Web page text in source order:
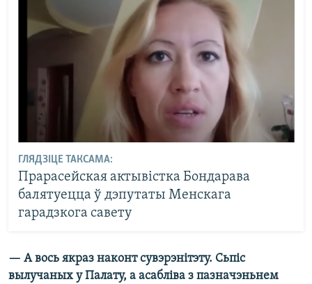
ГЛЯДЗІЦЕ ТАКСАМА:
Прарасейская актывістка Бондарава
балятуецца ў дэпутаты Менскага
гарадзкога савету
— А вось якраз наконт сувэрэнітэту. Сьпіс
вылучаных у Палату, а асабліва з пазначэньнем